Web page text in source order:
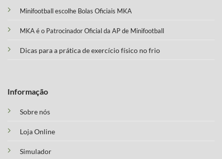
Minifootball escolhe Bolas Oficiais MKA
MKA é o Patrocinador Oficial da AP de Minifootball
Dicas para a prática de exercício físico no frio
Informação
Sobre nós
Loja Online
Simulador